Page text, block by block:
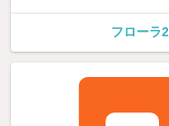
フローラ